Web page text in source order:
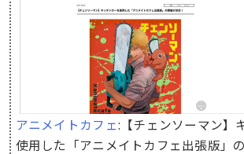
アニメイトカフェ:【チェンソーマン】
使用した「アニメイトカフェ出張版」